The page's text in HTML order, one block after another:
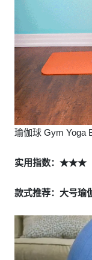
瑜伽球 Gym Yoga
实用指数：★★★
款式推荐：大号瑜